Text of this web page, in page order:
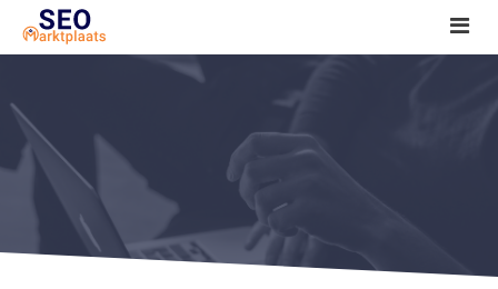
SEO tools reviews
Marketeer bij jou in de buurt?
Offerte
1. Seo voor beginners +
2. Onderzoeken +